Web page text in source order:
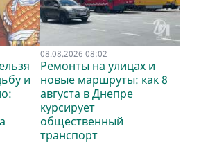
и
08.08.2026 08:02
Ремонты на улицах и
новые маршруты: как 8
августа в Днепре
курсирует
общественный
транспорт